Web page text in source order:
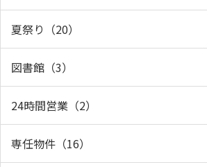
夏祭り（20）
図書館（3）
24時間営業（2）
専任物件（16）